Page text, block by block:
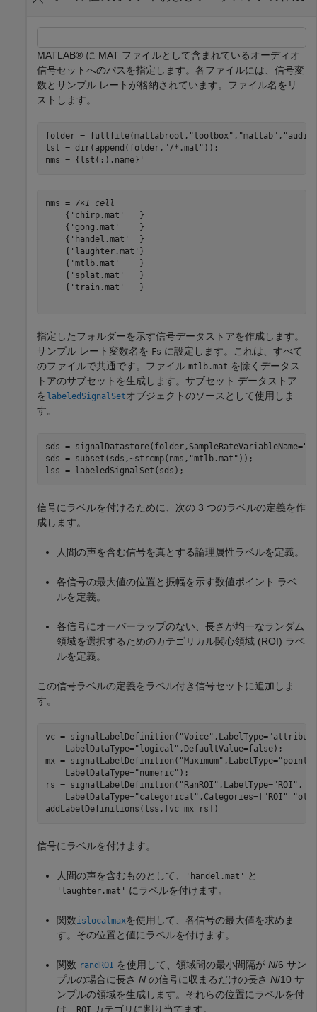
MATLAB® に MAT ファイルとして含まれているオーディオ
信号セットへのパスを指定します。各ファイルには、信号変
数とサンプル レートが格納されています。ファイル名をリ
ストします。
folder = fullfile(matlabroot, "toolbox" , "matlab" ,
lst = dir(append(folder, "/*.mat" ));
nms = {lst(:).name}'
nms = 7×1 cell
    {'chirp.mat'   }
    {'gong.mat'    }
    {'handel.mat'  }
    {'laughter.mat'}
    {'mtlb.mat'    }
    {'splat.mat'   }
    {'train.mat'   }
指定したフォルダーを示す信号データストアを作成します。
サンプル レート変数名を Fs に設定します。これは、すべて
のファイルで共通です。ファイル mtlb.mat を除くデータス
トアのサブセットを生成します。サブセット データストア
をlabeledSignalSetオブジェクトのソースとして使用しま
す。
sds = signalDatastore(folder,SampleRateVariableName=
sds = subset(sds,~strcmp(nms, "mtlb.mat" ));
lss = labeledSignalSet(sds);
信号にラベルを付けるために、次の 3 つのラベルの定義を作
成します。
人間の声を含む信号を真とする論理属性ラベルを定義。
各信号の最大値の位置と振幅を示す数値ポイント ラベ
ルを定義。
各信号にオーバーラップのない、長さが均一なランダム
領域を選択するためのカテゴリカル関心領域 (ROI) ラベ
ルを定義。
この信号ラベルの定義をラベル付き信号セットに追加しま
す。
vc = signalLabelDefinition( "Voice" ,LabelType=
    LabelDataType=
"logical" ,DefaultValue=false);
mx = signalLabelDefinition( "Maximum" ,LabelType="point"
    LabelDataType=
"numeric" );
rs = signalLabelDefinition( "RanROI" ,LabelType="ROI" ,
    LabelDataType=
"categorical" ,Categories=[ "ROI"
addLabelDefinitions(lss,[vc mx rs])
信号にラベルを付けます。
人間の声を含むものとして、 'handel.mat' と
'laughter.mat' にラベルを付けます。
関数islocalmaxを使用して、各信号の最大値を求めま
す。その位置と値にラベルを付けます。
関数 randROI を使用して、領域間の最小間隔が N/6 サン
プルの場合に長さ N の信号に収まるだけの長さ N/10 サ
ンプルの領域を生成します。それらの位置にラベルを付
け、
ROI カテゴリに割り当てます。